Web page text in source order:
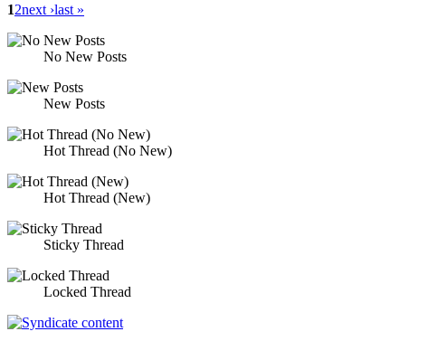
12next ›last »
No New Posts
New Posts
Hot Thread (No New)
Hot Thread (New)
Sticky Thread
Locked Thread